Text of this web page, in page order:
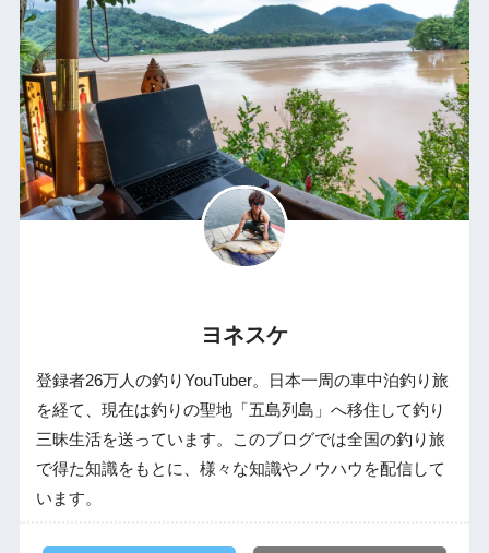
ヨネスケ
登録者26万人の釣りYouTuber。日本一周の車中泊釣り旅
を経て、現在は釣りの聖地「五島列島」へ移住して釣り
三昧生活を送っています。このブログでは全国の釣り旅
で得た知識をもとに、様々な知識やノウハウを配信して
います。